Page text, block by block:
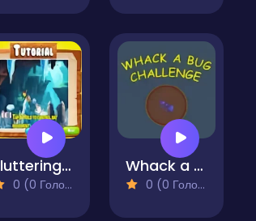
Fluttering Bats
0 (0 Голосів)
Whack a Bug Challenge
0 (0 Голосів)